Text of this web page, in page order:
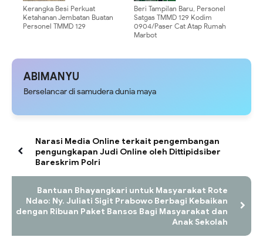
Kerangka Besi Perkuat
Ketahanan Jembatan Buatan
Personel TMMD 129
Beri Tampilan Baru, Personel
Satgas TMMD 129 Kodim
0904/Paser Cat Atap Rumah
Marbot
ABIMANYU
Berselancar di samudera dunia maya
Narasi Media Online terkait pengembangan
pengungkapan Judi Online oleh Dittipidsiber
Bareskrim Polri
Bantuan Bhayangkari untuk Masyarakat Rote
Ndao: Ny. Juliati Sigit Prabowo Berbagi Kebaikan
dengan Ribuan Paket Bansos Bagi Masyarakat dan
Anak Sekolah